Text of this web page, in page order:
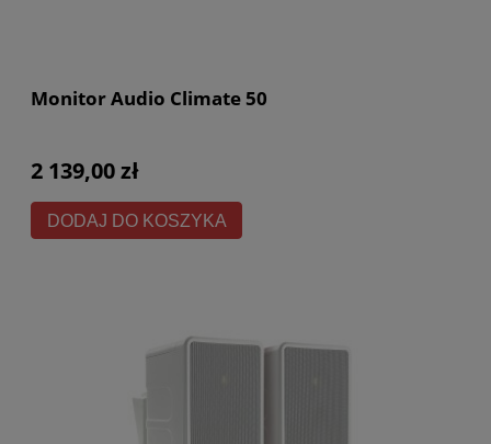
Monitor Audio Climate 50
2 139,00 zł
DODAJ DO KOSZYKA